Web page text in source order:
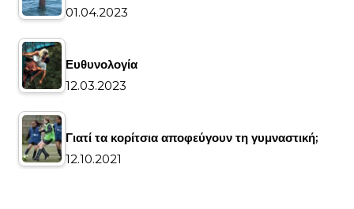
01.04.2023
Ευθυνολογία
12.03.2023
Γιατί τα κορίτσια αποφεύγουν τη γυμναστική;
12.10.2021